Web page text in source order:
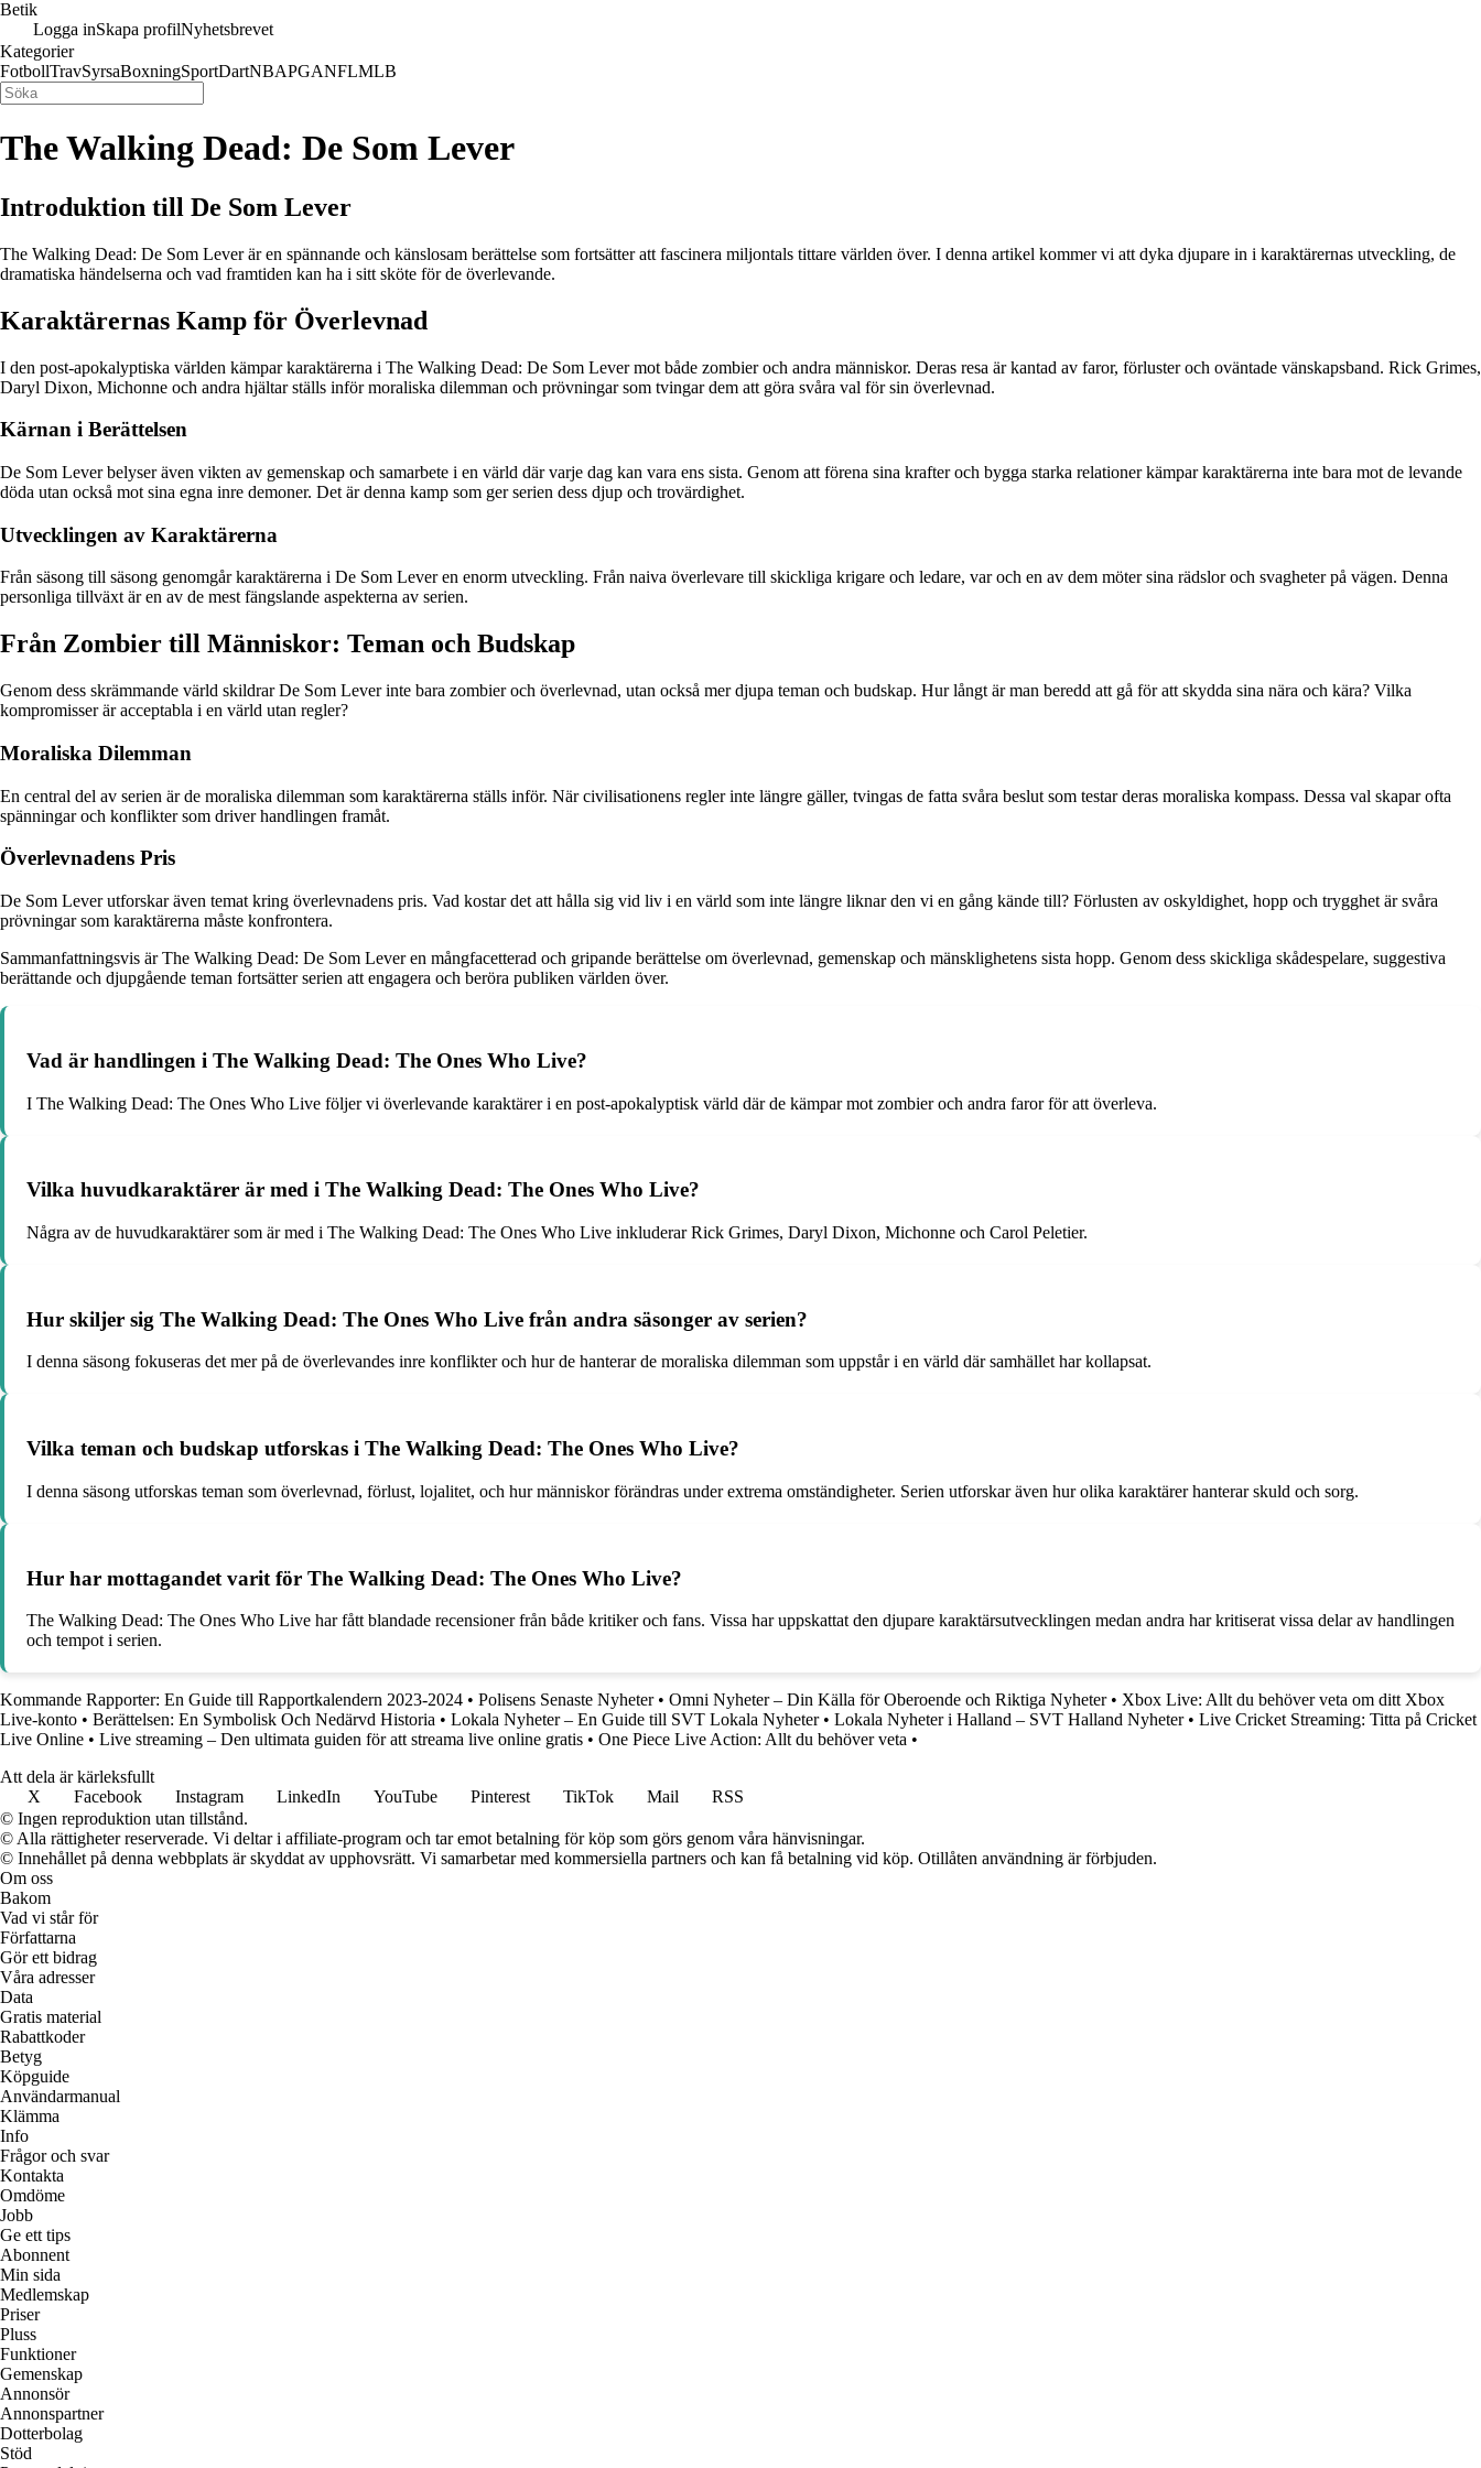
Betik
Logga inSkapa profilNyhetsbrevet
Kategorier
FotbollTravSyrsaBoxningSportDartNBAPGANFLMLB
The Walking Dead: De Som Lever
Introduktion till De Som Lever
The Walking Dead: De Som Lever är en spännande och känslosam berättelse som fortsätter att fascinera miljontals tittare världen över. I denna artikel kommer vi att dyka djupare in i karaktärernas utveckling, de
dramatiska händelserna och vad framtiden kan ha i sitt sköte för de överlevande.
Karaktärernas Kamp för Överlevnad
I den post-apokalyptiska världen kämpar karaktärerna i The Walking Dead: De Som Lever mot både zombier och andra människor. Deras resa är kantad av faror, förluster och oväntade vänskapsband. Rick Grimes,
Daryl Dixon, Michonne och andra hjältar ställs inför moraliska dilemman och prövningar som tvingar dem att göra svåra val för sin överlevnad.
Kärnan i Berättelsen
De Som Lever belyser även vikten av gemenskap och samarbete i en värld där varje dag kan vara ens sista. Genom att förena sina krafter och bygga starka relationer kämpar karaktärerna inte bara mot de levande
döda utan också mot sina egna inre demoner. Det är denna kamp som ger serien dess djup och trovärdighet.
Utvecklingen av Karaktärerna
Från säsong till säsong genomgår karaktärerna i De Som Lever en enorm utveckling. Från naiva överlevare till skickliga krigare och ledare, var och en av dem möter sina rädslor och svagheter på vägen. Denna
personliga tillväxt är en av de mest fängslande aspekterna av serien.
Från Zombier till Människor: Teman och Budskap
Genom dess skrämmande värld skildrar De Som Lever inte bara zombier och överlevnad, utan också mer djupa teman och budskap. Hur långt är man beredd att gå för att skydda sina nära och kära? Vilka
kompromisser är acceptabla i en värld utan regler?
Moraliska Dilemman
En central del av serien är de moraliska dilemman som karaktärerna ställs inför. När civilisationens regler inte längre gäller, tvingas de fatta svåra beslut som testar deras moraliska kompass. Dessa val skapar ofta
spänningar och konflikter som driver handlingen framåt.
Överlevnadens Pris
De Som Lever utforskar även temat kring överlevnadens pris. Vad kostar det att hålla sig vid liv i en värld som inte längre liknar den vi en gång kände till? Förlusten av oskyldighet, hopp och trygghet är svåra
prövningar som karaktärerna måste konfrontera.
Sammanfattningsvis är The Walking Dead: De Som Lever en mångfacetterad och gripande berättelse om överlevnad, gemenskap och mänsklighetens sista hopp. Genom dess skickliga skådespelare, suggestiva
berättande och djupgående teman fortsätter serien att engagera och beröra publiken världen över.
Vad är handlingen i The Walking Dead: The Ones Who Live?
I The Walking Dead: The Ones Who Live följer vi överlevande karaktärer i en post-apokalyptisk värld där de kämpar mot zombier och andra faror för att överleva.
Vilka huvudkaraktärer är med i The Walking Dead: The Ones Who Live?
Några av de huvudkaraktärer som är med i The Walking Dead: The Ones Who Live inkluderar Rick Grimes, Daryl Dixon, Michonne och Carol Peletier.
Hur skiljer sig The Walking Dead: The Ones Who Live från andra säsonger av serien?
I denna säsong fokuseras det mer på de överlevandes inre konflikter och hur de hanterar de moraliska dilemman som uppstår i en värld där samhället har kollapsat.
Vilka teman och budskap utforskas i The Walking Dead: The Ones Who Live?
I denna säsong utforskas teman som överlevnad, förlust, lojalitet, och hur människor förändras under extrema omständigheter. Serien utforskar även hur olika karaktärer hanterar skuld och sorg.
Hur har mottagandet varit för The Walking Dead: The Ones Who Live?
The Walking Dead: The Ones Who Live har fått blandade recensioner från både kritiker och fans. Vissa har uppskattat den djupare karaktärsutvecklingen medan andra har kritiserat vissa delar av handlingen
och tempot i serien.
Kommande Rapporter: En Guide till Rapportkalendern 2023-2024 • Polisens Senaste Nyheter• Omni Nyheter – Din Källa för Oberoende och Riktiga Nyheter• Xbox Live: Allt du behöver veta om ditt Xbox
Live-konto • Berättelsen: En Symbolisk Och Nedärvd Historia • Lokala Nyheter – En Guide till SVT Lokala Nyheter• Lokala Nyheter i Halland – SVT Halland Nyheter• Live Cricket Streaming: Titta på Cricket
Live Online • Live streaming – Den ultimata guiden för att streama live online gratis • One Piece Live Action: Allt du behöver veta •
Att dela är kärleksfullt
X
Facebook Instagram LinkedIn YouTube Pinterest TikTok Mail
RSS
© Ingen reproduktion utan tillstånd.
© Alla rättigheter reserverade. Vi deltar i affiliate-program och tar emot betalning för köp som görs genom våra hänvisningar.
© Innehållet på denna webbplats är skyddat av upphovsrätt. Vi samarbetar med kommersiella partners och kan få betalning vid köp. Otillåten användning är förbjuden.
Om oss
Bakom
Vad vi står för
Författarna
Gör ett bidrag
Våra adresser
Data
Gratis material
Rabattkoder
Betyg
Köpguide
Användarmanual
Klämma
Info
Frågor och svar
Kontakta
Omdöme
Jobb
Ge ett tips
Abonnent
Min sida
Medlemskap
Priser
Pluss
Funktioner
Gemenskap
Annonsör
Annonspartner
Dotterbolag
Stöd